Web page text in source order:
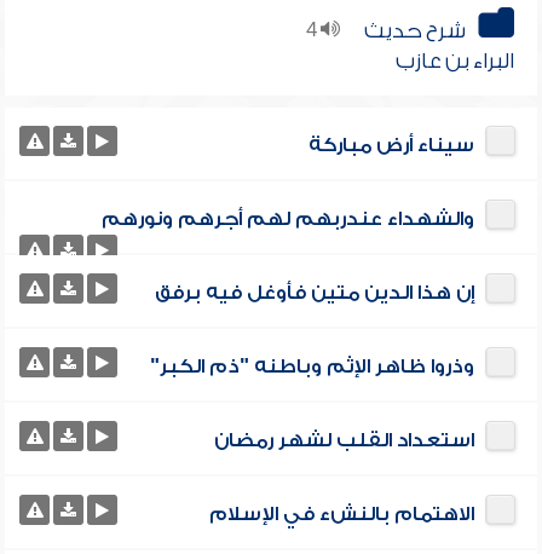
4
شرح حديث
البراء بن عازب
سيناء أرض مباركة
والشهداء عندربهم لهم أجرهم ونورهم
إن هذا الدين متين فأوغل فيه برفق
وذروا ظاهر الإثم وباطنه "ذم الكبر"
استعداد القلب لشهر رمضان
الاهتمام بالنشء في الإسلام